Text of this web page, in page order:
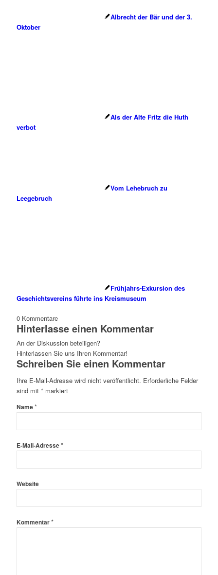
Albrecht der Bär und der 3.
Oktober
Als der Alte Fritz die Huth
verbot
Vom Lehebruch zu
Leegebruch
Frühjahrs-Exkursion des
Geschichtsvereins führte ins Kreismuseum
0 Kommentare
Hinterlasse einen Kommentar
An der Diskussion beteiligen?
Hinterlassen Sie uns Ihren Kommentar!
Schreiben Sie einen Kommentar
Ihre E-Mail-Adresse wird nicht veröffentlicht. Erforderliche Felder
sind mit *markiert
Name*
E-Mail-Adresse*
Website
Kommentar*